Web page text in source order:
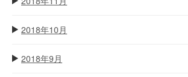
2018年10月
2018年9月